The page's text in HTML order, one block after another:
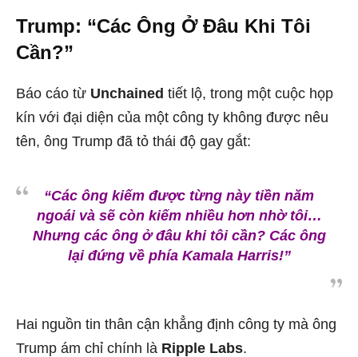
Trump: “Các Ông Ở Đâu Khi Tôi
Cần?”
Báo cáo từ Unchained tiết lộ, trong một cuộc họp
kín với đại diện của một công ty không được nêu
tên, ông Trump đã tỏ thái độ gay gắt:
“Các ông kiếm được từng này tiền năm
ngoái và sẽ còn kiếm nhiều hơn nhờ tôi…
Nhưng các ông ở đâu khi tôi cần? Các ông
lại đứng về phía Kamala Harris!”
Hai nguồn tin thân cận khẳng định công ty mà ông
Trump ám chỉ chính là Ripple Labs.